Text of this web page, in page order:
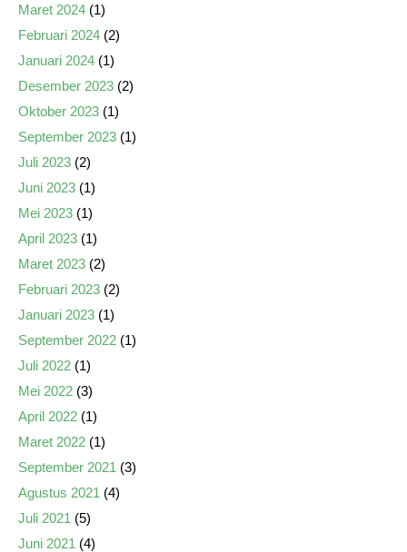
Maret 2024 (1)
Februari 2024 (2)
Januari 2024 (1)
Desember 2023 (2)
Oktober 2023 (1)
September 2023 (1)
Juli 2023 (2)
Juni 2023 (1)
Mei 2023 (1)
April 2023 (1)
Maret 2023 (2)
Februari 2023 (2)
Januari 2023 (1)
September 2022 (1)
Juli 2022 (1)
Mei 2022 (3)
April 2022 (1)
Maret 2022 (1)
September 2021 (3)
Agustus 2021 (4)
Juli 2021 (5)
Juni 2021 (4)